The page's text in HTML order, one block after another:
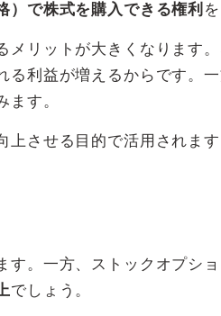
）で株式を購入できる権利
メリットが大きくなります
利益が増えるからです。
ます。
させる目的で活用されます
す。一方、ストックオプシ
でしょう。